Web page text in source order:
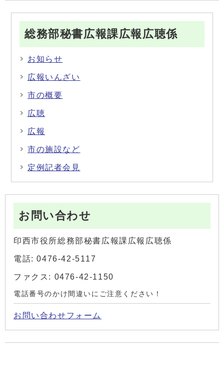
総務部秘書広報課広報広聴係
お知らせ
広報いんざい
市の概要
広聴
広報
市の施設など
定例記者会見
お問い合わせ
印西市役所総務部秘書広報課広報広聴係
電話: 0476-42-5117
ファクス: 0476-42-1150
電話番号のかけ間違いにご注意ください！
お問い合わせフォーム